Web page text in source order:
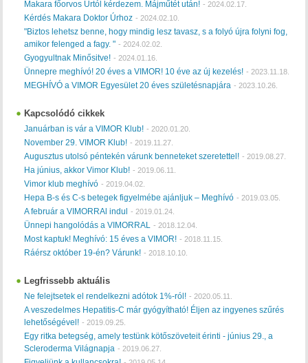
Makara főorvos Úrtól kérdezem. Májműtét után! - 2024.02.17.
Kérdés Makara Doktor Úrhoz - 2024.02.10.
"Biztos lehetsz benne, hogy mindig lesz tavasz, s a folyó újra folyni fog,
amikor felenged a fagy. " - 2024.02.02.
Gyogyultnak Minősitve! - 2024.01.16.
Ünnepre meghívó! 20 éves a VIMOR! 10 éve az új kezelés! - 2023.11.18.
MEGHÍVÓ a VIMOR Egyesület 20 éves születésnapjára - 2023.10.26.
Kapcsolódó cikkek
Januárban is vár a VIMOR Klub! - 2020.01.20.
November 29. VIMOR Klub! - 2019.11.27.
Augusztus utolsó péntekén várunk benneteket szeretettel! - 2019.08.27.
Ha június, akkor Vimor Klub! - 2019.06.11.
Vimor klub meghívó - 2019.04.02.
Hepa B-s és C-s betegek figyelmébe ajánljuk – Meghívó - 2019.03.05.
A február a VIMORRAl indul - 2019.01.24.
Ünnepi hangolódás a VIMORRAL - 2018.12.04.
Most kaptuk! Meghívó: 15 éves a VIMOR! - 2018.11.15.
Ráérsz október 19-én? Várunk! - 2018.10.10.
Legfrissebb aktuális
Ne felejtsetek el rendelkezni adótok 1%-ról! - 2020.05.11.
A veszedelmes Hepatitis-C már gyógyítható! Éljen az ingyenes szűrés
lehetőségével! - 2019.09.25.
Egy ritka betegség, amely testünk kötőszöveteit érinti - június 29., a
Scleroderma Világnapja - 2019.06.27.